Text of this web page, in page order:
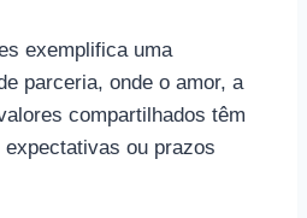
exemplifica uma
parceria, onde o amor, a
compartilhados têm
ou prazos